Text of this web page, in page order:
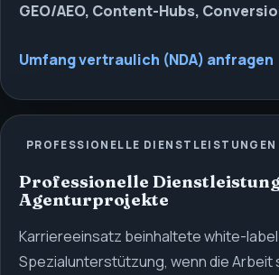
GEO/AEO, Content-Hubs,
Umfang vertraulich (NDA) anfragen
PROFESSIONELLE DIENSTLEISTUNGEN
Professionelle
Agenturprojekte
Karriereeinsatz beinhaltete white-
Spezialunterstützung, wenn die Arbeit